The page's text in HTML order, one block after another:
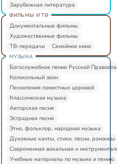
Зарубежная литература
ФИЛЬМЫ И ТВ
Документальные фильмы
Художественные фильмы
ТВ-передачи
Семейное кино
МУЗЫКА
Богослужебное пение Русской
Колокольный звон
Песнопения поместных церквей
Классическая музыка
Авторская песня
Эстрадная песня
Этно, фольклор, народная музыка
Духовные канты, стихи, песни, романсы
Современная вокальная и
Учебные материалы по музыке и пению